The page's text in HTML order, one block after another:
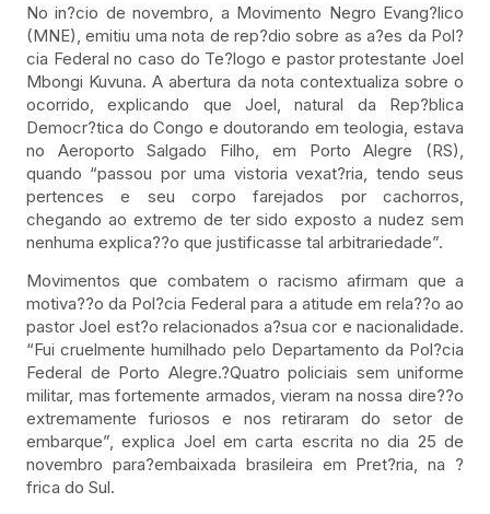
No in?cio de novembro, a Movimento Negro Evang?lico
(MNE), emitiu uma nota de rep?dio sobre as a?es da Pol?
cia Federal no caso do Te?logo e pastor protestante Joel
Mbongi Kuvuna. A abertura da nota contextualiza sobre o
ocorrido, explicando que Joel, natural da Rep?blica
Democr?tica do Congo e doutorando em teologia, estava
no Aeroporto Salgado Filho, em Porto Alegre (RS),
quando “passou por uma vistoria vexat?ria, tendo seus
pertences e seu corpo farejados por cachorros,
chegando ao extremo de ter sido exposto a nudez sem
nenhuma explica??o que justificasse tal arbitrariedade”.
Movimentos que combatem o racismo afirmam que a
motiva??o da Pol?cia Federal para a atitude em rela??o ao
pastor Joel est?o relacionados a?sua cor e nacionalidade.
“Fui cruelmente humilhado pelo Departamento da Pol?cia
Federal de Porto Alegre.?Quatro policiais sem uniforme
militar, mas fortemente armados, vieram na nossa dire??o
extremamente furiosos e nos retiraram do setor de
embarque”, explica Joel em carta escrita no dia 25 de
novembro para?embaixada brasileira em Pret?ria, na ?
frica do Sul.